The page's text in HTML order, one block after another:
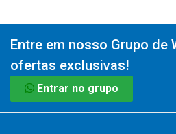
Entre em nosso Grupo de
ofertas exclusivas!
Entrar no grupo